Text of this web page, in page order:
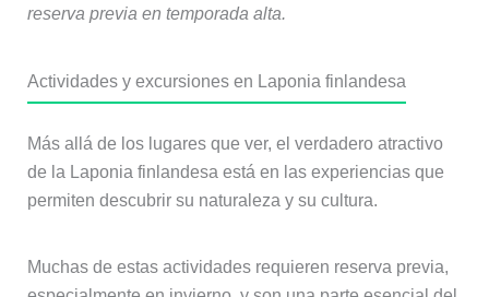
reserva previa en temporada alta.
Actividades y excursiones en Laponia finlandesa
Más allá de los lugares que ver, el verdadero atractivo
de la Laponia finlandesa está en las experiencias que
permiten descubrir su naturaleza y su cultura.
Muchas de estas actividades requieren reserva previa,